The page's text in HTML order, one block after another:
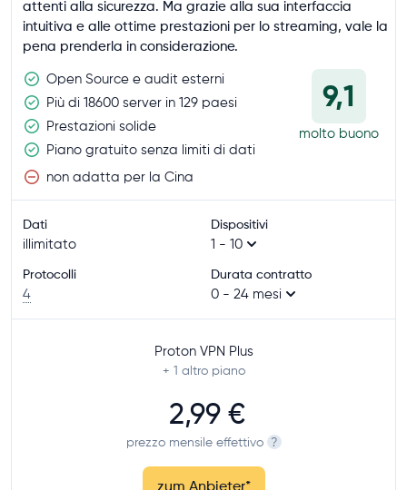
attenti alla sicurezza. Ma grazie alla sua interfaccia
intuitiva e alle ottime prestazioni per lo streaming, vale la
pena prenderla in considerazione.
Open Source e audit esterni
Più di 18600 server in 129 paesi
Prestazioni solide
Piano gratuito senza limiti di dati
non adatta per la Cina
9,1
molto buono
Dati
illimitato
Dispositivi
1 - 10
Protocolli
4
Durata contratto
0 - 24 mesi
Proton VPN Plus
+ 1 altro piano
2,99 €
prezzo mensile effettivo ?
zum Anbieter*